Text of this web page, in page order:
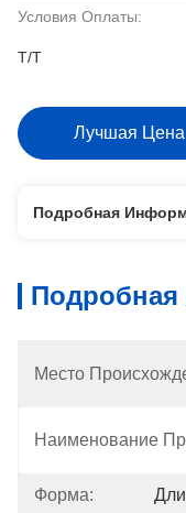
Условия Оплаты:
T/T
Лучшая Цена
Подробная
Место
Наименование
Форма: